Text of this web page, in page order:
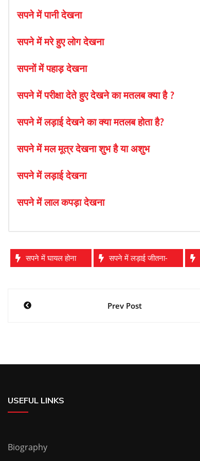
सपने में पानी देखना
सपने में मरे हुए लोग देखना
सपनों में पहाड़ देखना
सपने में परीक्षा देते हुए देखने का मतलब क्या है ?
सपने में लड़ाई देखने का क्या मतलब होता है?
सपने में मल मूत्र देखना शुभ है या अशुभ
सपने में लड़ाई देखना
सपने में लाल कपड़ा देखना
सपने में घायल होना सपने में लड़ाई जीतना-
Post
Prev Post
USEFUL LINKS
Biography